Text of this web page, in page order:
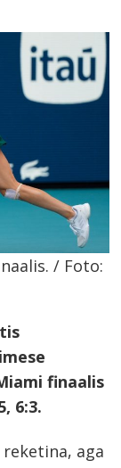
/ Foto:
finaalis
6:3.
aga